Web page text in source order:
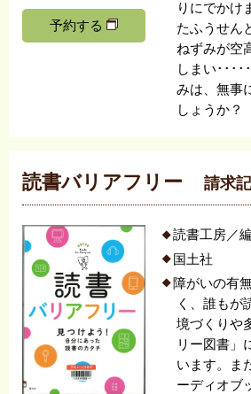
予約する
りにでかけ
たふうせん
ねずみが空
しまい････
みは、無事
しょうか？
読書バリアフリー 請求
読書工房／
国土社
障がいの有
く、誰もが
境づくりや
リー図書」
います。ま
ーディオブ